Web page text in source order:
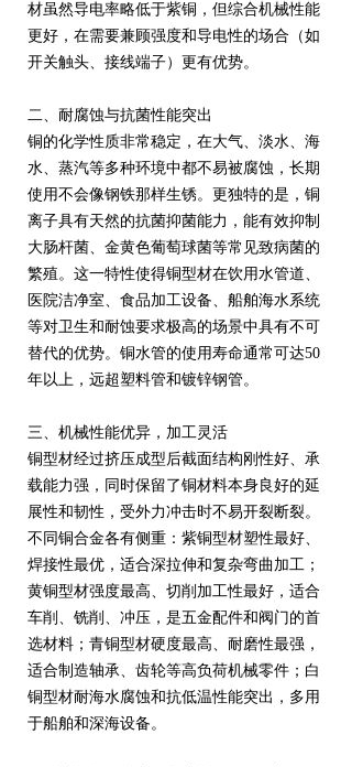
材虽然导电率略低于紫铜，但综合机械性能
更好，在需要兼顾强度和导电性的场合（如
开关触头、接线端子）更有优势。
二、耐腐蚀与抗菌性能突出
铜的化学性质非常稳定，在大气、淡水、海
水、蒸汽等多种环境中都不易被腐蚀，长期
使用不会像钢铁那样生锈。更独特的是，铜
离子具有天然的抗菌抑菌能力，能有效抑制
大肠杆菌、金黄色葡萄球菌等常见致病菌的
繁殖。这一特性使得铜型材在饮用水管道、
医院洁净室、食品加工设备、船舶海水系统
等对卫生和耐蚀要求极高的场景中具有不可
替代的优势。铜水管的使用寿命通常可达50
年以上，远超塑料管和镀锌钢管。
三、机械性能优异，加工灵活
铜型材经过挤压成型后截面结构刚性好、承
载能力强，同时保留了铜材料本身良好的延
展性和韧性，受外力冲击时不易开裂断裂。
不同铜合金各有侧重：紫铜型材塑性最好、
焊接性最优，适合深拉伸和复杂弯曲加工；
黄铜型材强度最高、切削加工性最好，适合
车削、铣削、冲压，是五金配件和阀门的首
选材料；青铜型材硬度最高、耐磨性最强，
适合制造轴承、齿轮等高负荷机械零件；白
铜型材耐海水腐蚀和抗低温性能突出，多用
于船舶和深海设备。